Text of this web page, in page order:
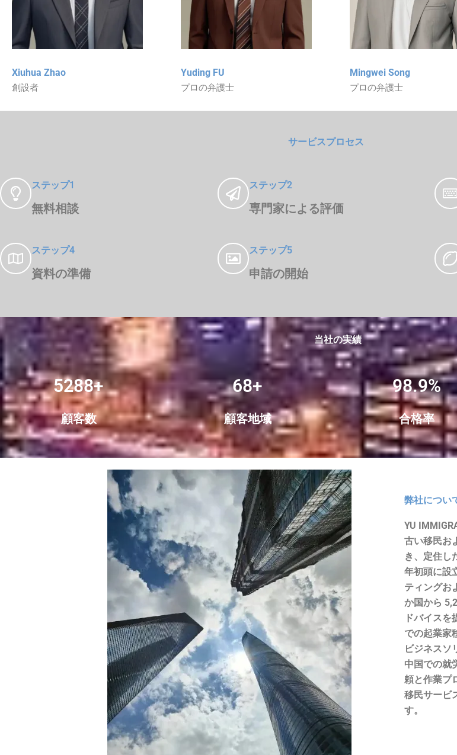
Xiuhua Zhao
創設者
Yuding FU
プロの弁護士
Mingwei Song
プロの弁護士
サービスプロセス
ステップ1
無料相談
ステップ2
専門家による評価
ステップ4
資料の準備
ステップ5
申請の開始
当社の実績
5288+
顧客数
68+
顧客地域
98.9%
合格率
弊社につい
YU
古い移民お
き、定住し
年初頭に設
ティングお
か国から
ドバイス
での起業家
ビジネスソ
中国での就
頼と作業プ
移民サービ
す。